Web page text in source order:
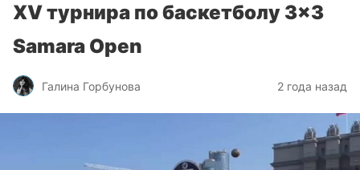
XV турнира по баскетболу 3×3
Samara Open
Галина Горбунова 2 года назад